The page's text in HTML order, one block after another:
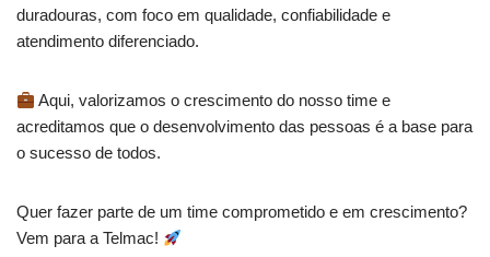
duradouras, com foco em qualidade, confiabilidade e
atendimento diferenciado.
Aqui, valorizamos o crescimento do nosso time e
acreditamos que o desenvolvimento das pessoas é a base para
o sucesso de todos.
Quer fazer parte de um time comprometido e em crescimento?
Vem para a Telmac!